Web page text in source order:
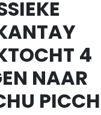
4
NAAR